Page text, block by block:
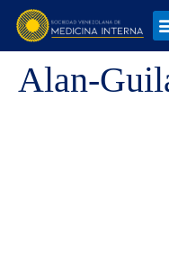
Alan-